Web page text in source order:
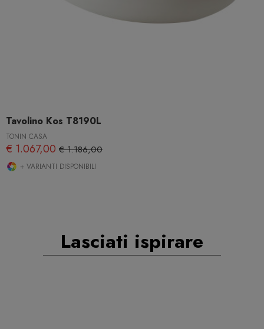
Tavolino Kos T8190L
TONIN CASA
€ 1.067,00 € 1.186,00
+ VARIANTI DISPONIBILI
Lasciati ispirare